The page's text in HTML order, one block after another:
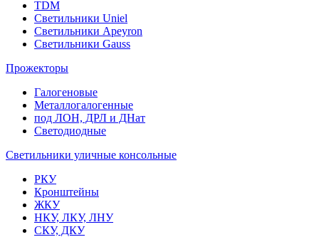
TDM
Светильники Uniel
Светильники Apeyron
Светильники Gauss
Прожекторы
Галогеновые
Металлогалогенные
под ЛОН, ДРЛ и ДНат
Светодиодные
Светильники уличные консольные
РКУ
Кронштейны
ЖКУ
НКУ, ЛКУ, ЛНУ
СКУ, ДКУ